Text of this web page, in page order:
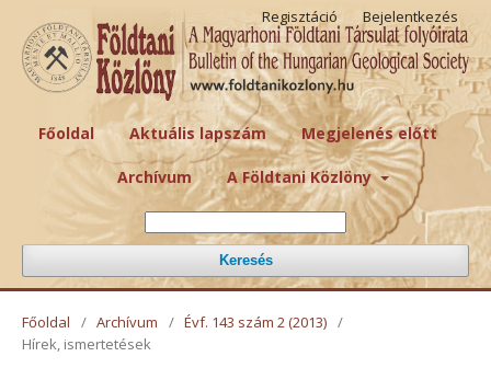
Főoldal Aktuális lapszám Megjelenés előtt
Archívum A Földtani Közlöny
Keresés
Regisztáció Bejelentkezés
Főoldal / Archívum / Évf. 143 szám 2 (2013) /
Hírek, ismertetések